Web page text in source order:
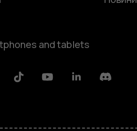
and tablets
Tiktok YoutubeLinkedinDiscord